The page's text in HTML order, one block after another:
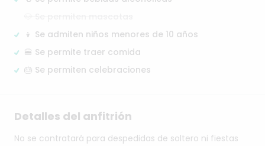
👦 Se admiten niños menores de 10 años
🍔 Se permite traer comida
🎂 Se permiten celebraciones
Detalles del anfitrión
No se contratará para despedidas de soltero ni fiestas